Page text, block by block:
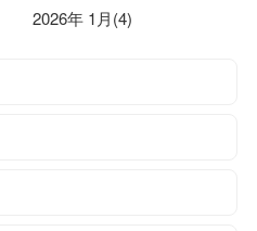
2026年 1月(4)